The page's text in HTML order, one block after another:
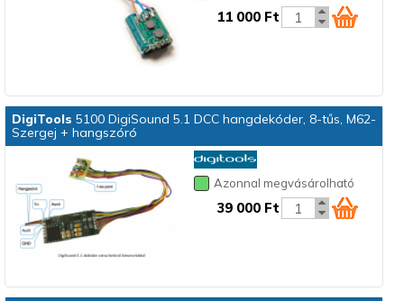
11 000 Ft
DigiTools 5100 DigiSound 5.1 DCC hangdekóder, 8-tűs, M62-
Szergej + hangszóró
Azonnal megvásárolható
39 000 Ft